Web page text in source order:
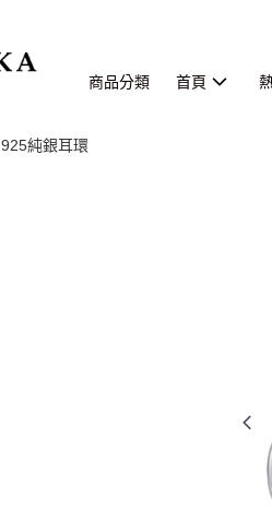
商品分類 首頁
925純銀耳環